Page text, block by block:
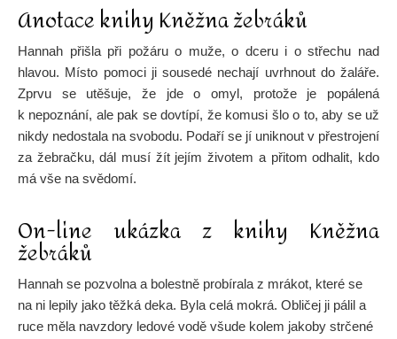
Anotace knihy Kněžna žebráků
Hannah přišla při požáru o muže, o dceru i o střechu nad
hlavou. Místo pomoci ji sousedé nechají uvrhnout do žaláře.
Zprvu se utěšuje, že jde o omyl, protože je popálená
k nepoznání, ale pak se dovtípí, že komusi šlo o to, aby se už
nikdy nedostala na svobodu. Podaří se jí uniknout v přestrojení
za žebračku, dál musí žít jejím životem a přitom odhalit, kdo
má vše na svědomí.
On-line ukázka z knihy Kněžna
žebráků
Hannah se pozvolna a bolestně probírala z mrákot, které se
na ni lepily jako těžká deka. Byla celá mokrá. Obličej ji pálil a
ruce měla navzdory ledové vodě všude kolem jakoby strčené